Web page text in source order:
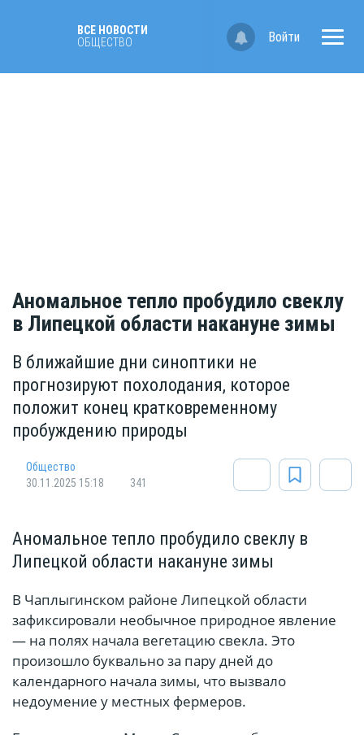
ВСЕ НОВОСТИ
ОБЩЕСТВО
Войти
Аномальное тепло пробудило свеклу
в Липецкой области накануне зимы
В ближайшие дни синоптики не
прогнозируют похолодания, которое
положит конец кратковременному
пробуждению природы
Общество
30.11.2025 15:18
341
Аномальное тепло пробудило свеклу в
Липецкой области накануне зимы
В Чаплыгинском районе Липецкой области
зафиксировали необычное природное явление
— на полях начала вегетацию свекла. Это
произошло буквально за пару дней до
календарного начала зимы, что вызвало
недоумение у местных фермеров.